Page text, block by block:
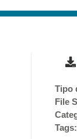
Tipo
File
Tags: